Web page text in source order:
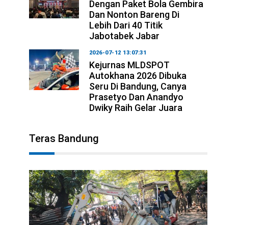
Dengan Paket Bola Gembira
Dan Nonton Bareng Di
Lebih Dari 40 Titik
Jabotabek Jabar
2026-07-12 13:07:31
Kejurnas MLDSPOT
Autokhana 2026 Dibuka
Seru Di Bandung, Canya
Prasetyo Dan Anandyo
Dwiky Raih Gelar Juara
Teras Bandung